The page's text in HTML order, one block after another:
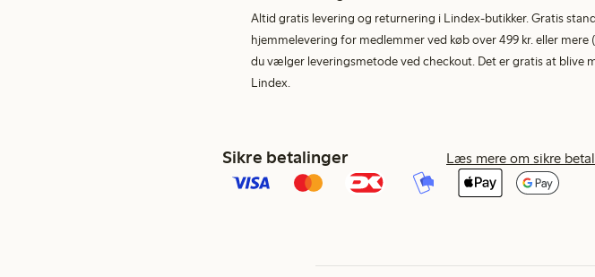
Altid gratis levering og returnering i Lindex-butikker. Gratis
hjemmelevering for medlemmer ved køb over 499 kr. eller
du vælger leveringsmetode ved checkout. Det er gratis at blive
Lindex.
Sikre betalinger Læs mere om sikre